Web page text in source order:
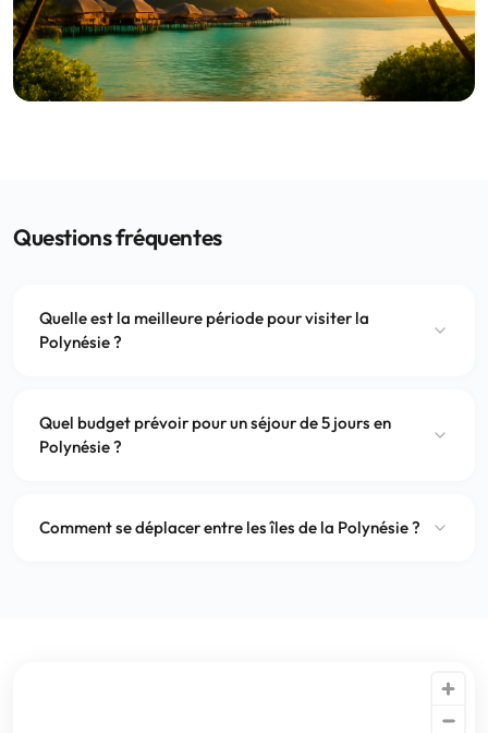
Questions fréquentes
Quelle est la meilleure période pour visiter la
Polynésie ?
Quel budget prévoir pour un séjour de 5 jours en
Polynésie ?
Comment se déplacer entre les îles de la Polynésie ?